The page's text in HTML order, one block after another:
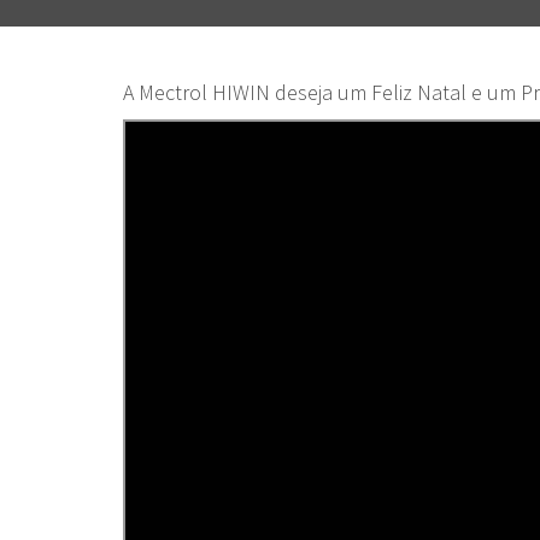
A Mectrol HIWIN deseja um Feliz Natal e um